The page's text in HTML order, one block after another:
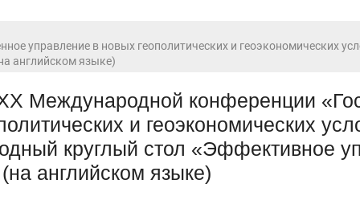
—
—
—
управление в новых геополитических и геоэкономических
английском языке)
Международной конференции
и геоэкономических
круглый стол «Эффективное
английском языке)